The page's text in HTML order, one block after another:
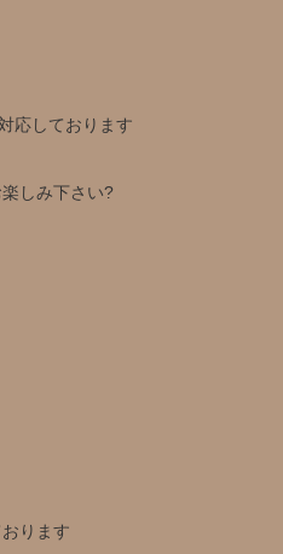
応しております
しみ下さい?
ります